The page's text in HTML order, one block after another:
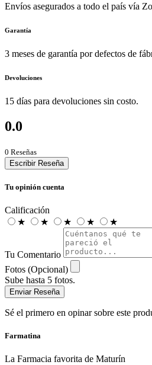
Envíos asegurados a todo el país vía
Garantía
3 meses de garantía por defectos de
Devoluciones
15 días para devoluciones sin costo.
0.0
0 Reseñas
Escribir Reseña
Tu opinión cuenta
Calificación
★
★ ★ ★ ★
Tu Comentario
Fotos (Opcional)
Sube hasta 5 fotos.
Enviar Reseña
Sé el primero en opinar sobre este
Farmatina
La Farmacia favorita de Maturín